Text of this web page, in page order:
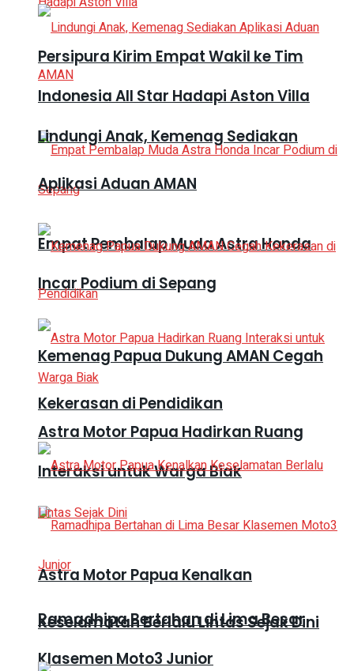
Persipura Kirim Empat Wakil ke Tim
Indonesia All Star Hadapi Aston Villa
Empat Pembalap Muda Astra Honda
Incar Podium di Sepang
Astra Motor Papua Hadirkan Ruang
Interaksi untuk Warga Biak
Ramadhipa Bertahan di Lima Besar
Klasemen Moto3 Junior
Lindungi Anak, Kemenag Sediakan
Aplikasi Aduan AMAN
Kemenag Papua Dukung AMAN Cegah
Kekerasan di Pendidikan
Astra Motor Papua Kenalkan
Keselamatan Berlalu Lintas Sejak Dini